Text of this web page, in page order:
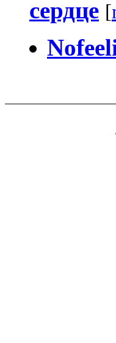
сердце [